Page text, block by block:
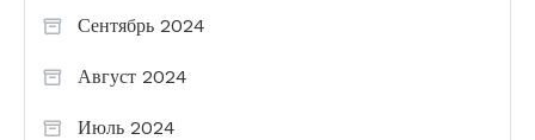
Сентябрь 2024
Август 2024
Июль 2024